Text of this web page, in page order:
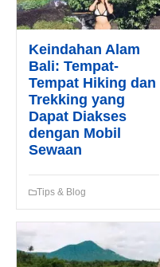
Keindahan Alam
Bali: Tempat-
Tempat Hiking dan
Trekking yang
Dapat Diakses
dengan Mobil
Sewaan
Tips & Blog